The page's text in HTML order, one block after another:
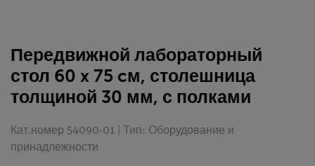
Передвижной лабораторный
стол 60 x 75 cм, столешница
толщиной 30 мм, с полками
Кат.номер 54090-01 | Тип: Оборудование и
принадлежности